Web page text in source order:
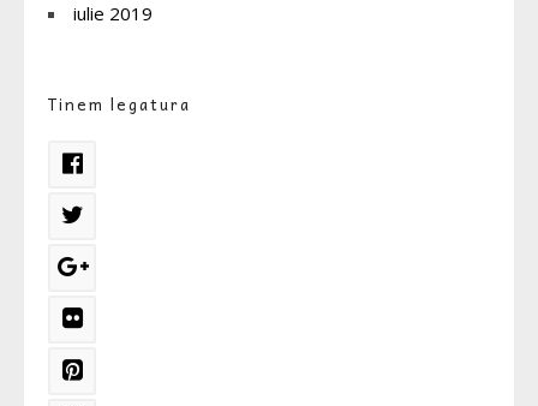
iulie 2019
Tinem legatura